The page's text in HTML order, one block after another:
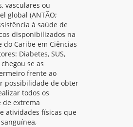
vasculares ou
global (ANTÃO;
à saúde de
disponibilizados na
do Caribe em Ciências
Diabetes, SUS,
se as
frente ao
possibilidade de obter
todos os
de extrema
atividades físicas que